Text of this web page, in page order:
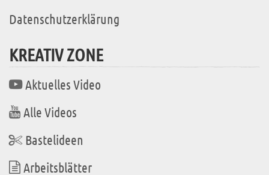
Datenschutzerklärung
KREATIV ZONE
Aktuelles Video
Alle Videos
Bastelideen
Arbeitsblätter